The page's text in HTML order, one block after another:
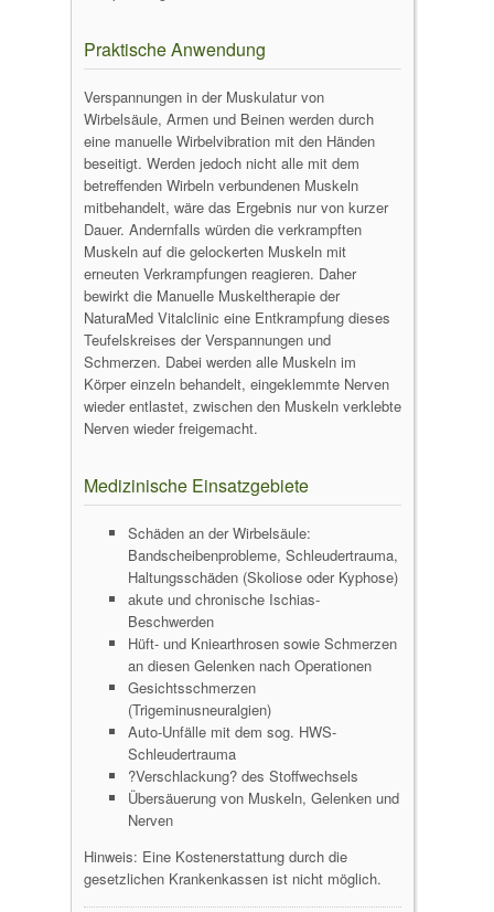
Praktische Anwendung
Verspannungen in der Muskulatur von
Wirbelsäule, Armen und Beinen werden durch
eine manuelle Wirbelvibration mit den Händen
beseitigt. Werden jedoch nicht alle mit dem
betreffenden Wirbeln verbundenen Muskeln
mitbehandelt, wäre das Ergebnis nur von kurzer
Dauer. Andernfalls würden die verkrampften
Muskeln auf die gelockerten Muskeln mit
erneuten Verkrampfungen reagieren. Daher
bewirkt die Manuelle Muskeltherapie der
NaturaMed Vitalclinic eine Entkrampfung dieses
Teufelskreises der Verspannungen und
Schmerzen. Dabei werden alle Muskeln im
Körper einzeln behandelt, eingeklemmte Nerven
wieder entlastet, zwischen den Muskeln verklebte
Nerven wieder freigemacht.
Medizinische Einsatzgebiete
Schäden an der Wirbelsäule:
Bandscheibenprobleme, Schleudertrauma,
Haltungsschäden (Skoliose oder Kyphose)
akute und chronische Ischias-
Beschwerden
Hüft- und Kniearthrosen sowie Schmerzen
an diesen Gelenken nach Operationen
Gesichtsschmerzen
(Trigeminusneuralgien)
Auto-Unfälle mit dem sog. HWS-
Schleudertrauma
?Verschlackung? des Stoffwechsels
Übersäuerung von Muskeln, Gelenken und
Nerven
Hinweis: Eine Kostenerstattung durch die
gesetzlichen Krankenkassen ist nicht möglich.